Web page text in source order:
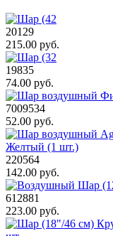
20129
215.00 руб.
19835
74.00 руб.
7009534
52.00 руб.
220564
142.00 руб.
612881
223.00 руб.